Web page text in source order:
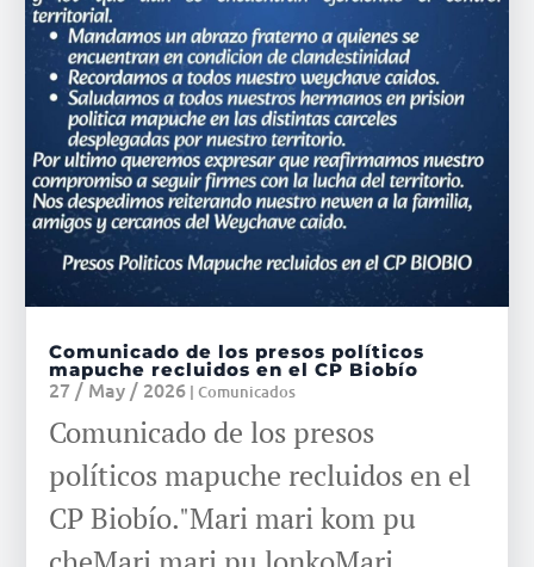
Comunicado de los presos políticos
mapuche recluidos en el CP Biobío
27 / May / 2026 |Comunicados
Comunicado de los presos
políticos mapuche recluidos en el
CP Biobío."Mari mari kom pu